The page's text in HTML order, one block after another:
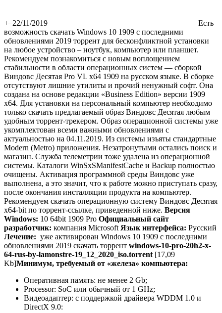
+–22/11/2019
Есть
возможность скачать Windows 10 1909 с последними
обновлениями 2019 торрент для бесконфликтной установки
на любое устройство – ноутбук, компьютер или планшет.
Рекомендуем познакомиться с новым воплощением
стабильности в области операционных систем — сборкой
Виндовс Десятая Pro VL x64 1909 на русском языке. В сборке
отсутствуют лишние утилиты и прочий ненужный софт. Она
создана на основе редакции «Business Edition» версии 1909
х64. Для установки на персональный компьютер необходимо
только скачать предлагаемый образ Виндовс Десятая любым
удобным торрент-трекером. Образ операционной системы уже
укомплектован всеми важными обновлениями с
актуальностью на 04.11.2019. Из системы изъяты стандартные
Modern (Metro) приложения. Незатронутыми остались поиск и
магазин. Служба телеметрии тоже удалена из операционной
системы. Каталоги WinSxSManifestCache и Backup полностью
очищены. Активация программной среды Виндовс уже
выполнена, а это значит, что к работе можно приступать сразу,
после окончания инсталляции продукта на компьютер.
Рекомендуем скачать операционную систему Виндовс Десятая
х64-bit по торрент-ссылке, приведенной ниже. Версия
Windows: 10 64bit 1909 Pro Официальный сайт
разработчик: компания Microsoft Язык интерфейса: Русский
Лечение: уже активирован Windows 10 1909 с последними
обновлениями 2019 скачать торрент windows-10-pro-20h2-x-
64-rus-by-lamonstre-19_12_2020_iso.torrent [17,09
Kb]Минимум, требуемый от «железа» компьютера:
Оперативная память: не менее 2 Gb;
Processor: SoC или обычный от 1 GHz;
Видеоадаптер: с поддержкой драйвера WDDM 1.0 и
DirectX 9.0: